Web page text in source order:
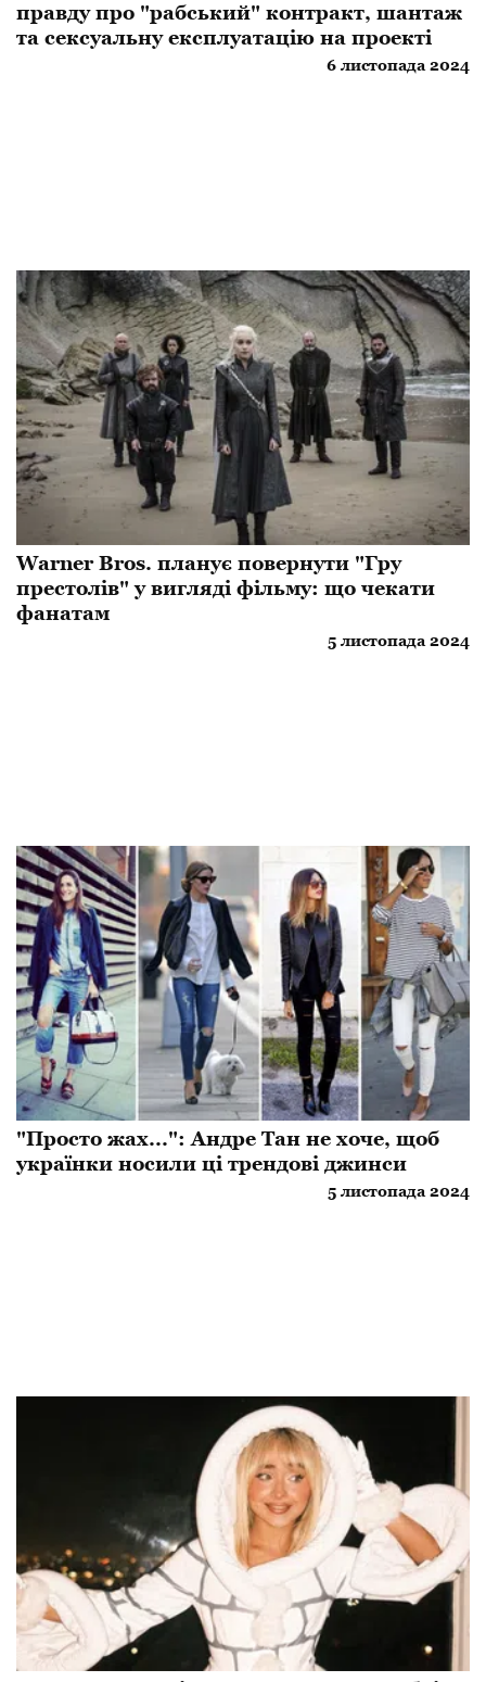
правду про "рабський" контракт, шантаж
та сексуальну експлуатацію на проекті
6 листопада 2024
Warner Bros. планує повернути "Гру
престолів" у вигляді фільму: що чекати
фанатам
5 листопада 2024
"Просто жах...": Андре Тан не хоче, щоб
українки носили ці трендові джинси
5 листопада 2024